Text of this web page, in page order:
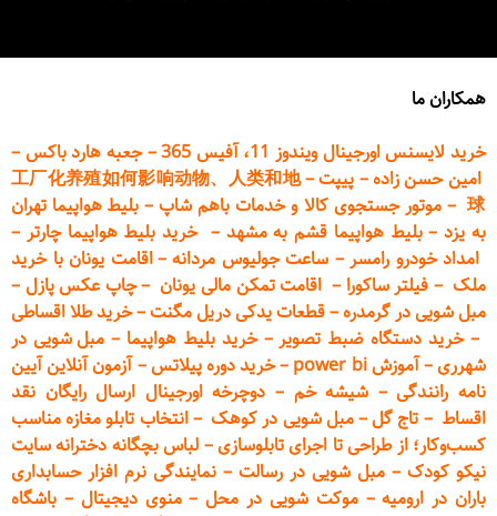
همکاران ما
خرید لایسنس اورجینال ویندوز 11، آفیس 365
–جعبه هارد باکس –
امین حسن زاده– پیپت–
工厂化养殖如何影响动物、人类和地
球
– موتور جستجوی کالا و خدمات باهم شاپ– بلیط هواپیما تهران
به یزد–بلیط هواپیما قشم به مشهد –خرید بلیط هواپیما چارتر –
امداد خودرو رامسر– ساعت جولیوس مردانه–اقامت یونان با خرید
ملک – فیلتر ساکورا – اقامت تمکن مالی یونان –چاپ عکس پازل –
مبل شویی در گرمدره–قطعاتیدکی دریل مگنت–خرید طلا اقساطی
–خرید دستگاه ضبط تصویر–خرید بلیط هواپیما –مبل شویی در
شهرری–آموزش power bi –خرید دورهپیلاتس–آزمون آنلاین آیین
نامه رانندگی– شیشه خم – دوچرخه اورجینال ارسال رایگان نقد
اقساط – تاج گل–مبل شویی در کوهک–انتخاب تابلو مغازه مناسب
کسب‌وکار؛ از طراحی تا اجرای تابلوسازی– لباس بچگانه دخترانه سایت
نیکو کودک – مبل شویی در رسالت – نمایندگی نرم افزار حسابداری
باران در ارومیه–موکت شویی در محل–منوی دیجیتال – باشگاه